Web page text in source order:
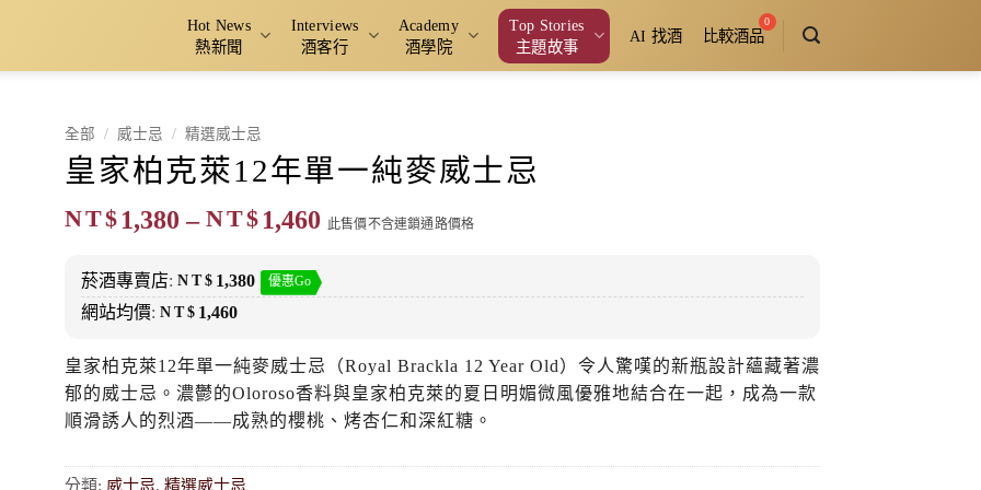
Hot News
熱新聞
Interviews
酒客行
Academy
酒學院
Top Stories
主題故事
AI 找酒 比較酒品
全部 / 威士忌 / 精選威士忌
皇家柏克萊12年單一純麥威士忌
NT$ 1,380 – NT$ 1,460 價
範
圍：
NT$1,460
此售價不含連鎖通路價格
菸酒專賣店: NT$ 1,380 優惠Go
網站均價: NT$ 1,460
皇家柏克萊12年單一純麥威士忌（Royal Brackla 12 Year Old）令人驚嘆的新瓶設計蘊藏著濃
郁的威士忌。濃鬱的Oloroso香料與皇家柏克萊的夏日明媚微風優雅地結合在一起，成為一款
順滑誘人的烈酒——成熟的櫻桃、烤杏仁和深紅糖。
分類: 威士忌, 精選威士忌